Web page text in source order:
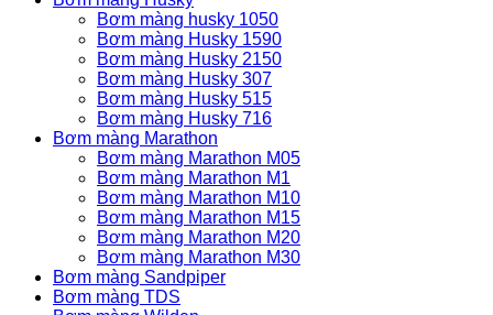
Bơm màng husky 1050
Bơm màng Husky 1590
Bơm màng Husky 2150
Bơm màng Husky 307
Bơm màng Husky 515
Bơm màng Husky 716
Bơm màng Marathon
Bơm màng Marathon M05
Bơm màng Marathon M1
Bơm màng Marathon M10
Bơm màng Marathon M15
Bơm màng Marathon M20
Bơm màng Marathon M30
Bơm màng Sandpiper
Bơm màng TDS